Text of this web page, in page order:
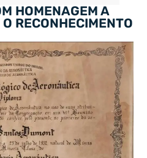
HOMENAGEM A
RECONHECIMENTO